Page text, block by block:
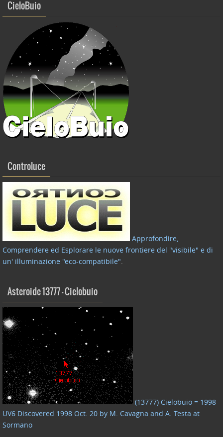
CieloBuio
Controluce
Approfondire,
Comprendere ed Esplorare le nuove frontiere del "visibile" e di
un' illuminazione "eco-compatibile"
Asteroide 13777 – Cielobuio
(13777) Cielobuio = 1998
UV6 Discovered 1998 Oct. 20 by M. Cavagna and A. Testa at
Sormano